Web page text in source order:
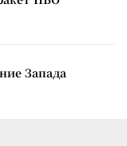
Запада